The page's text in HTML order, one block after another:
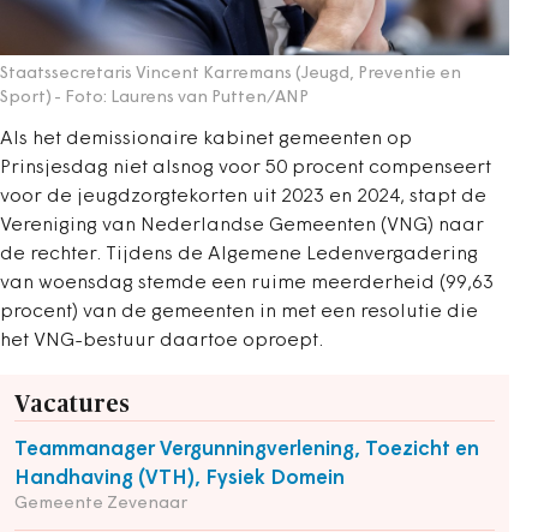
Staatssecretaris Vincent Karremans (Jeugd, Preventie en
Sport) - Foto: Laurens van Putten/ANP
Als het demissionaire kabinet gemeenten op
Prinsjesdag niet alsnog voor 50 procent compenseert
voor de jeugdzorgtekorten uit 2023 en 2024, stapt de
Vereniging van Nederlandse Gemeenten (VNG) naar
de rechter. Tijdens de Algemene Ledenvergadering
van woensdag stemde een ruime meerderheid (99,63
procent) van de gemeenten in met een resolutie die
het VNG-bestuur daartoe oproept.
Vacatures
Teammanager Vergunningverlening, Toezicht en
Handhaving (VTH), Fysiek Domein
Gemeente Zevenaar